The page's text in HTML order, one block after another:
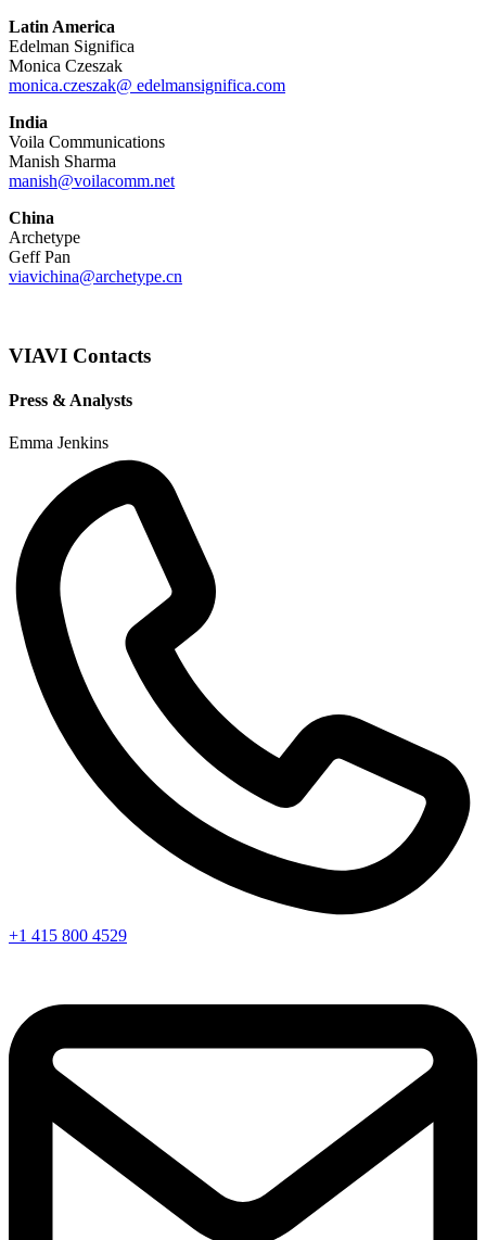
Latin America
Edelman Significa
Monica Czeszak
monica.czeszak@ edelmansignifica.com
India
Voila Communications
Manish Sharma
manish@voilacomm.net
China
Archetype
Geff Pan
viavichina@archetype.cn
VIAVI Contacts
Press & Analysts
Emma Jenkins
+1 415 800 4529